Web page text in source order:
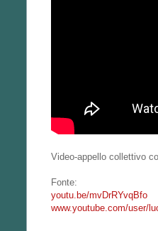
Video-appello collettivo
Fonte:
youtu.be/mvDrRYvqBfo
www.youtube.com/user/